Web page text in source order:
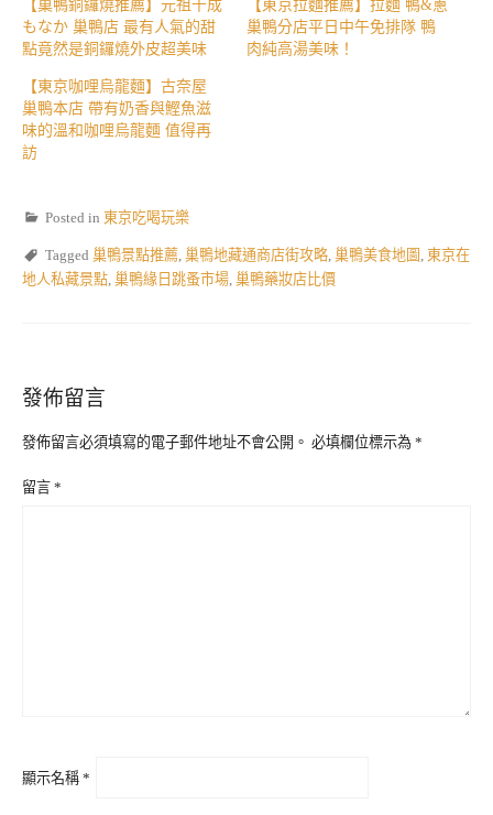
【巢鴨銅鑼燒推薦】元祖千成
もなか 巢鴨店 最有人氣的甜
點竟然是銅鑼燒外皮超美味
【東京拉麵推薦】拉麵 鴨&蔥
巢鴨分店平日中午免排隊 鴨
肉純高湯美味！
【東京咖哩烏龍麵】古奈屋
巢鴨本店 帶有奶香與鰹魚滋
味的溫和咖哩烏龍麵 值得再
訪
Posted in 東京吃喝玩樂
Tagged 巢鴨景點推薦, 巢鴨地藏通商店街攻略, 巢鴨美食地圖 , 東京在
地人私藏景點, 巢鴨緣日跳蚤市場, 巢鴨藥妝店比價
發佈留言
發佈留言必須填寫的電子郵件地址不會公開。 必填欄位標示為 *
留言 *
顯示名稱 *